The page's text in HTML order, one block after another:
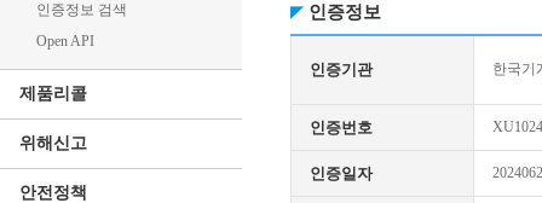
인증정보 검색
Open API
제품리콜
위해신고
안전정책
인증정보
인증기관 한국기
인증번호
인증일자